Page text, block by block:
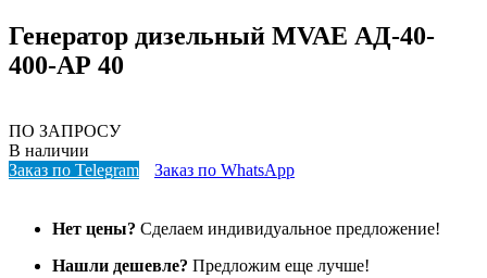
Генератор дизельный MVAE АД-40-
400-AР 40
ПО ЗАПРОСУ
В наличии
Заказ по Telegram
Заказ по WhatsApp
Нет цены? Сделаем индивидуальное предложение!
Нашли дешевле? Предложим еще лучше!